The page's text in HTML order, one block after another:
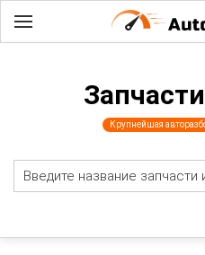
Крупнейшая